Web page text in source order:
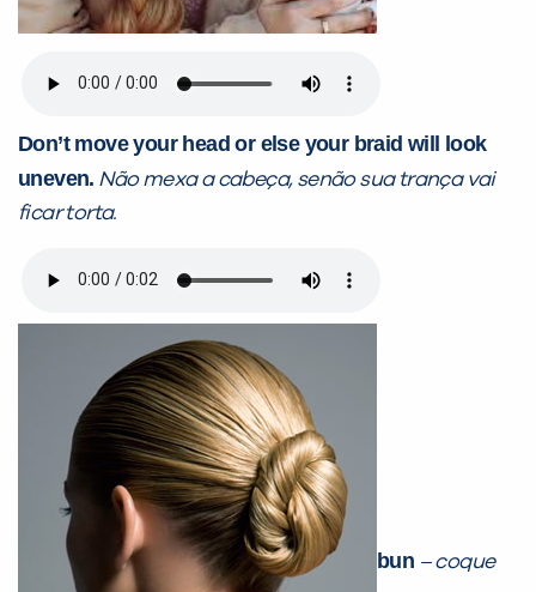
Don’t move your head or else your braid will look
uneven. Não mexa a cabeça, senão sua trança vai
ficar torta.
bun – coque